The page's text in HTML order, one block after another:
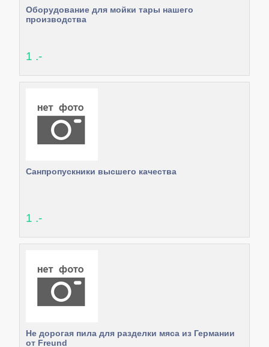
Оборудование для мойки тары нашего
производства
1 .-
Санпропускники высшего качества
1 .-
Не дорогая пила для разделки мяса из Германии
от Freund